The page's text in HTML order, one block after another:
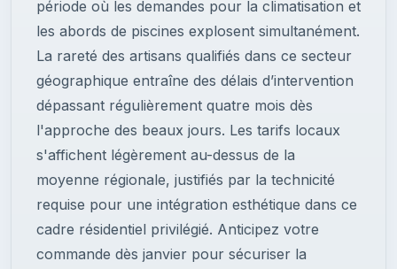
période où les demandes pour la climatisation et
les abords de piscines explosent simultanément.
La rareté des artisans qualifiés dans ce secteur
géographique entraîne des délais d’intervention
dépassant régulièrement quatre mois dès
l'approche des beaux jours. Les tarifs locaux
s'affichent légèrement au-dessus de la
moyenne régionale, justifiés par la technicité
requise pour une intégration esthétique dans ce
cadre résidentiel privilégié. Anticipez votre
commande dès janvier pour sécuriser la